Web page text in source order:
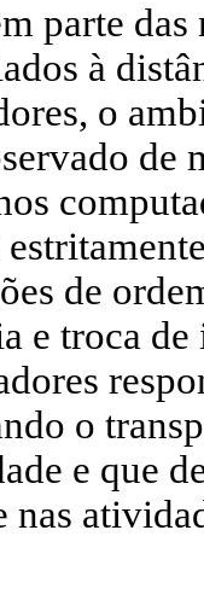
parte
à
o
de
de
e troca
o
e que
nas